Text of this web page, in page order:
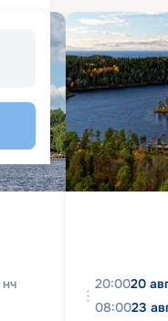
нч
20:0020
08:0023